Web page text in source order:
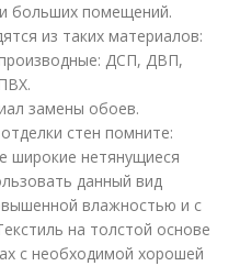
больших помещений.
из таких материалов:
ДСП, ДВП,
замены обоев.
стен помните:
широкие нетянущиеся
данный вид
влажностью и с
на толстой основе
с необходимой хорошей